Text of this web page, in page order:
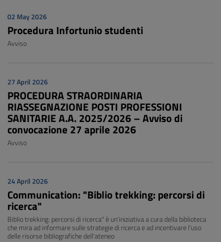
02 May 2026
Procedura Infortunio studenti
Avviso
27 April 2026
PROCEDURA STRAORDINARIA
RIASSEGNAZIONE POSTI PROFESSIONI
SANITARIE A.A. 2025/2026 – Avviso di
convocazione 27 aprile 2026
Avviso
24 April 2026
Communication: "Biblio trekking: percorsi di
ricerca"
Biblio trekking: percorsi di ricerca" è un'iniziativa a cura della biblioteca
che mira ad informare sulle strategie di ricerca e ad incentivare l'uso
delle risorse bibliografiche dell'ateneo